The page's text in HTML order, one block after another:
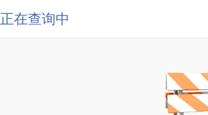
正在查询中